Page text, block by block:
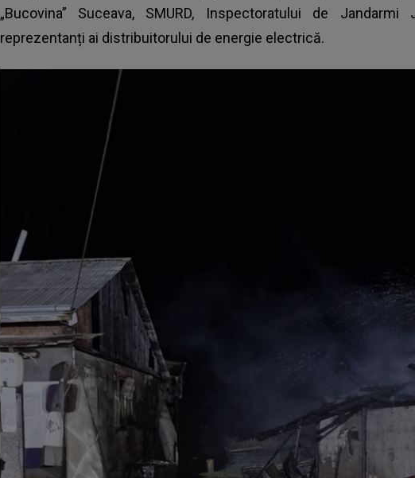
„Bucovina” Suceava, SMURD, Inspectoratului de
reprezentanți ai distribuitorului de energie electrică.